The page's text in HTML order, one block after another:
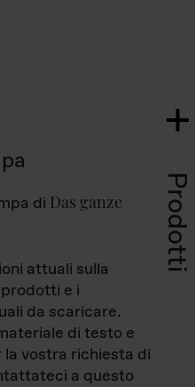
Prodotti
di Das ganze
attuali sulla
e i
da scaricare.
di testo e
vostra richiesta di
a questo